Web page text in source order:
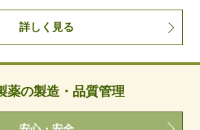
詳しく見る
薬の製造・品質管理